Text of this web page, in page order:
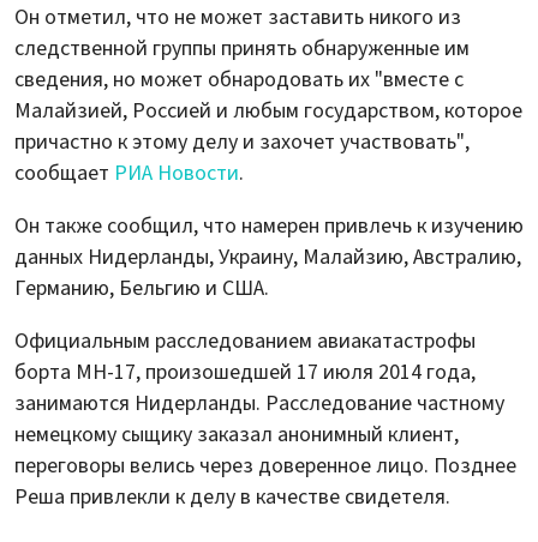
Он отметил, что не может заставить никого из
следственной группы принять обнаруженные им
сведения, но может обнародовать их "вместе с
Малайзией, Россией и любым государством, которое
причастно к этому делу и захочет участвовать",
сообщает РИА Новости.
Он также сообщил, что намерен привлечь к изучению
данных Нидерланды, Украину, Малайзию, Австралию,
Германию, Бельгию и США.
Официальным расследованием авиакатастрофы
борта MH-17, произошедшей 17 июля 2014 года,
занимаются Нидерланды. Расследование частному
немецкому сыщику заказал анонимный клиент,
переговоры велись через доверенное лицо. Позднее
Реша привлекли к делу в качестве свидетеля.